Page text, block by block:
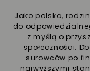
Jako polska,
do
z myślą o
społeczności.
surowców po
najwyższymi